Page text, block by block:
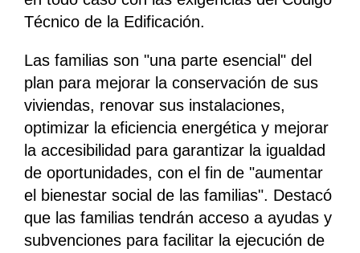
Técnico de la Edificación.
Las familias son "una parte esencial" del
plan para mejorar la conservación de sus
viviendas, renovar sus instalaciones,
optimizar la eficiencia energética y mejorar
la accesibilidad para garantizar la igualdad
de oportunidades, con el fin de "aumentar
el bienestar social de las familias". Destacó
que las familias tendrán acceso a ayudas y
subvenciones para facilitar la ejecución de